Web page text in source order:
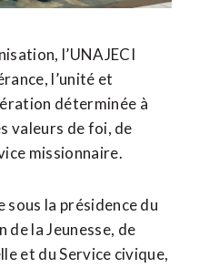
l’UNAJECI
l’unité et
déterminée à
valeurs de foi, de
missionnaire.
sous la présidence du
la Jeunesse, de
et du Service civique,